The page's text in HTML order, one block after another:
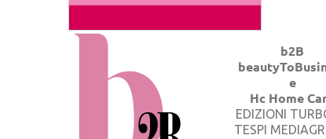
b2B
e
Hc Home
EDIZIONI
TESPI